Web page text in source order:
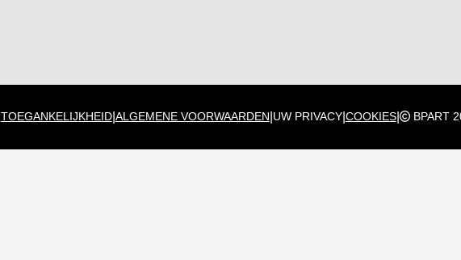
TOEGANKELIJKHEID| ALGEMENE VOORWAARDEN UW PRIVACY| COOKIES| BPART